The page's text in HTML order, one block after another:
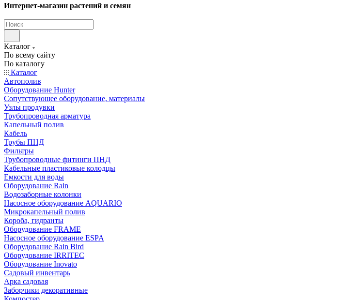
Интернет-магазин растений и семян
Каталог
По всему сайту
По каталогу
Каталог
Автополив
Оборудование Hunter
Сопутствующее оборудование, материалы
Узлы продувки
Трубопроводная арматура
Капельный полив
Кабель
Трубы ПНД
Фильтры
Трубопроводные фитинги ПНД
Кабельные пластиковые колодцы
Емкости для воды
Оборудование Rain
Водозаборные колонки
Насосное оборудование AQUARIO
Микрокапельный полив
Короба, гидранты
Оборудование FRAME
Насосное оборудование ESPA
Оборудование Rain Bird
Оборудование IRRITEC
Оборудование Inovato
Садовый инвентарь
Арка садовая
Заборчики декоративные